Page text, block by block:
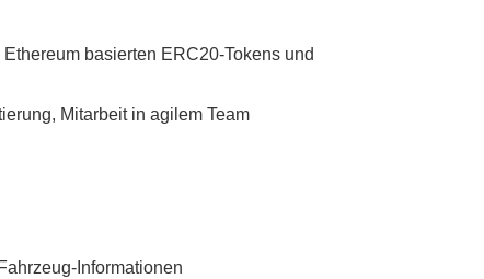
basierten ERC20-Tokens und
Mitarbeit in agilem Team
Informationen